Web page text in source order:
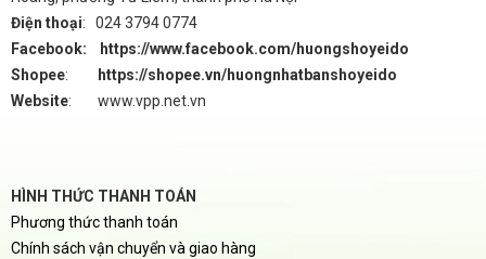
Điện thoại: 024 3794 0774
Facebook: https://www.facebook.com/huongshoyeido
Shopee:
https://shopee.vn/huongnhatbanshoyeido
Website: www.vpp.net.vn
HÌNH THỨC THANH TOÁN
Phương thức thanh toán
Chính sách vận chuyển và giao hàng